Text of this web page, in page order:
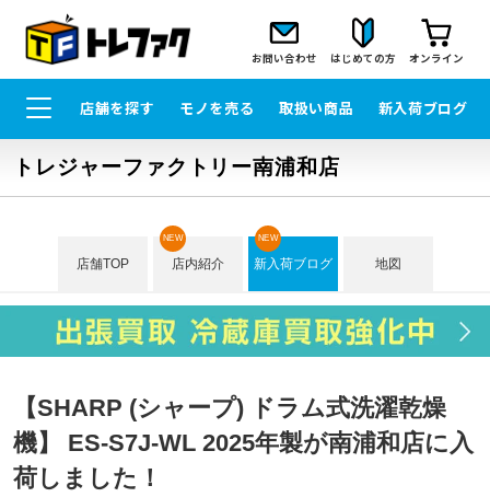
お問い合わせ はじめての方 オンライン
店舗を探す モノを売る 取扱い商品 新入荷ブログ
トレジャーファクトリー南浦和店
店舗TOP 店内紹介
NEW
新入荷ブログ
NEW
地図
【SHARP (シャープ) ドラム式洗濯乾燥
機】 ES-S7J-WL 2025年製が南浦和店に入
荷しました！